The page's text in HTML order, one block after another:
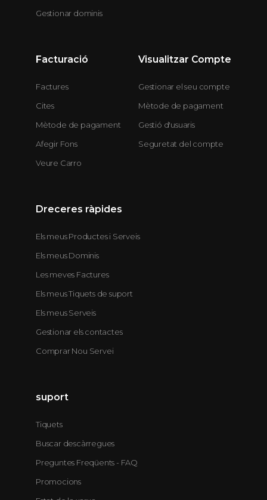
Gestionar dominis
Facturació
Factures
Cites
Mètode de pagament
Afegir Fons
Veure Carro
Visualitzar Compte
Gestionar el seu compte
Mètode de pagament
Gestió d'usuaris
Seguretat del compte
Dreceres ràpides
Els meus Productes i Serveis
Els meus Dominis
Les meves Factures
Els meus Tiquets de suport
Els meus Serveis
Gestionar els contactes
Comprar Nou Servei
suport
Tiquets
Buscar descàrregues
Preguntes Freqüents - FAQ
Promocions